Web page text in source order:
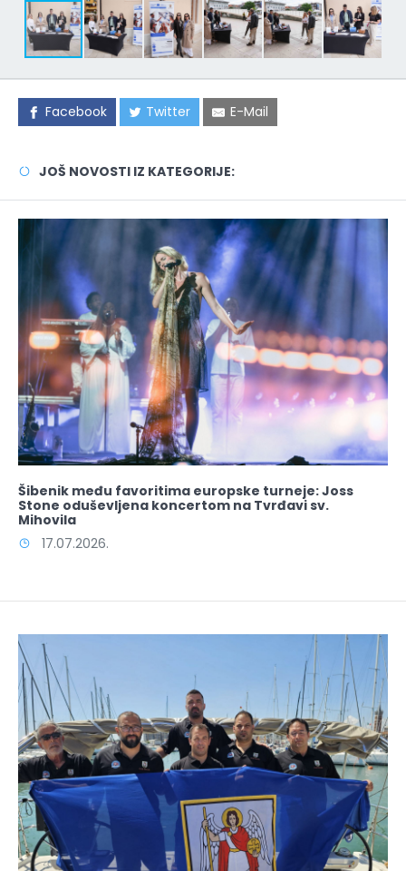
Facebook Twitter E-Mail
JOŠ NOVOSTI IZ KATEGORIJE:
Šibenik među favoritima europske turneje: Joss
Stone oduševljena koncertom na Tvrđavi sv.
Mihovila
17.07.2026.